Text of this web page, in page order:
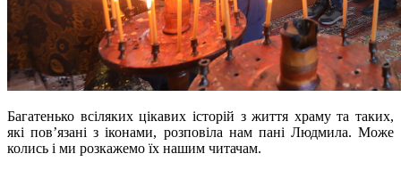
Багатенько всіляких цікавих історій з життя храму та таких,
які пов’язані з іконами, розповіла нам пані Людмила. Може
колись і ми розкажемо їх нашим читачам.